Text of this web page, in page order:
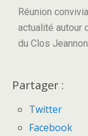
Réunion
actualité autour
du Clos
Partager :
Twitter
Facebook